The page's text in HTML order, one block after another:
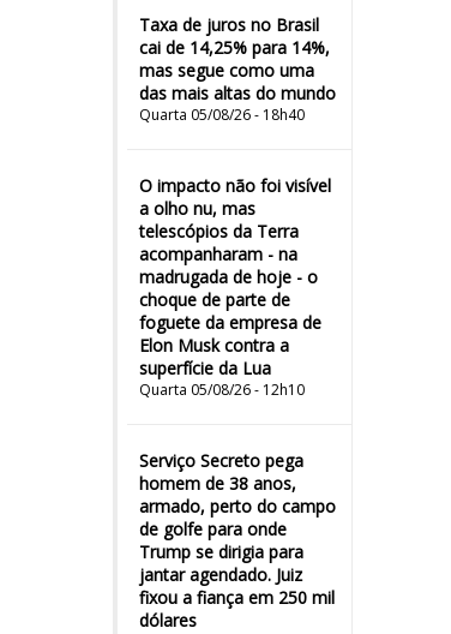
Taxa de juros no Brasil
cai de 14,25% para 14%,
mas segue como uma
das mais altas do mundo
Quarta 05/08/26 - 18h40
O impacto não foi visível
a olho nu, mas
telescópios da Terra
acompanharam - na
madrugada de hoje - o
choque de parte de
foguete da empresa de
Elon Musk contra a
superfície da Lua
Quarta 05/08/26 - 12h10
Serviço Secreto pega
homem de 38 anos,
armado, perto do campo
de golfe para onde
Trump se dirigia para
jantar agendado. Juiz
fixou a fiança em 250 mil
dólares